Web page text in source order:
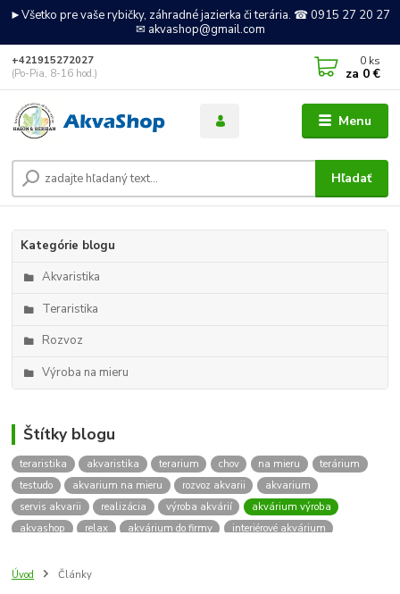
►Všetko pre vaše rybičky, záhradné jazierka či terária. ☎ 0915 27 20 27
✉ akvashop@gmail.com
Menu
Hľadať
+421915272027
(Po-Pia, 8-16 hod.)
0 ks
za 0 €
Kategórie blogu
Akvaristika
Teraristika
Rozvoz
Výroba na mieru
Štítky blogu
teraristika akvaristika terarium chov na mieru
terárium
testudo
akvarium na mieru rozvoz akvarii
akvarium
servis akvarii
realizácia výroba akvárií
akvárium výroba
akvashop
relax akvárium do firmy
interiérové akvárium
insektárium
Úvod Články